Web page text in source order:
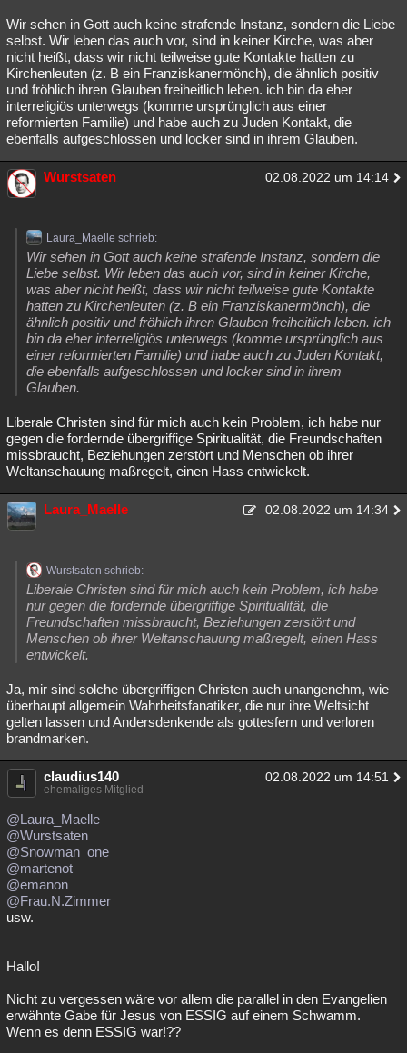
Wir sehen in Gott auch keine strafende Instanz, sondern die Liebe
selbst. Wir leben das auch vor, sind in keiner Kirche, was aber
nicht heißt, dass wir nicht teilweise gute Kontakte hatten zu
Kirchenleuten (z. B ein Franziskanermönch), die ähnlich positiv
und fröhlich ihren Glauben freiheitlich leben. ich bin da eher
interreligiös unterwegs (komme ursprünglich aus einer
reformierten Familie) und habe auch zu Juden Kontakt, die
ebenfalls aufgeschlossen und locker sind in ihrem Glauben.
Wurstsaten 02.08.2022 um 14:14
Laura_Maelle schrieb:
Wir sehen in Gott auch keine strafende Instanz, sondern die
Liebe selbst. Wir leben das auch vor, sind in keiner Kirche,
was aber nicht heißt, dass wir nicht teilweise gute Kontakte
hatten zu Kirchenleuten (z. B ein Franziskanermönch), die
ähnlich positiv und fröhlich ihren Glauben freiheitlich leben. ich
bin da eher interreligiös unterwegs (komme ursprünglich aus
einer reformierten Familie) und habe auch zu Juden Kontakt,
die ebenfalls aufgeschlossen und locker sind in ihrem
Glauben.
Liberale Christen sind für mich auch kein Problem, ich habe nur
gegen die fordernde übergriffige Spiritualität, die Freundschaften
missbraucht, Beziehungen zerstört und Menschen ob ihrer
Weltanschauung maßregelt, einen Hass entwickelt.
Laura_Maelle 02.08.2022 um 14:34
Wurstsaten schrieb:
Liberale Christen sind für mich auch kein Problem, ich habe
nur gegen die fordernde übergriffige Spiritualität, die
Freundschaften missbraucht, Beziehungen zerstört und
Menschen ob ihrer Weltanschauung maßregelt, einen Hass
entwickelt.
Ja, mir sind solche übergriffigen Christen auch unangenehm, wie
überhaupt allgemein Wahrheitsfanatiker, die nur ihre Weltsicht
gelten lassen und Andersdenkende als gottesfern und verloren
brandmarken.
claudius140 02.08.2022 um 14:51
ehemaliges Mitglied
@Laura_Maelle
@Wurstsaten
@Snowman_one
@martenot
@emanon
@Frau.N.Zimmer
usw.
Hallo!
Nicht zu vergessen wäre vor allem die parallel in den Evangelien
erwähnte Gabe für Jesus von ESSIG auf einem Schwamm.
Wenn es denn ESSIG war!??